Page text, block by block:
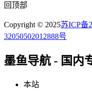
回顶部
Copyright © 2025苏ICP备
32050502012888号
墨鱼导航 - 国内
本站